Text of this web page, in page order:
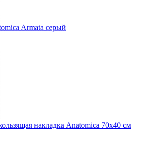
Armata серый
накладка Anatomica 70х40 см